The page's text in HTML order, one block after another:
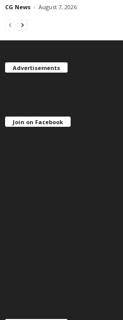
CG News - August 7, 2026
Advertisements
Join on Facebook